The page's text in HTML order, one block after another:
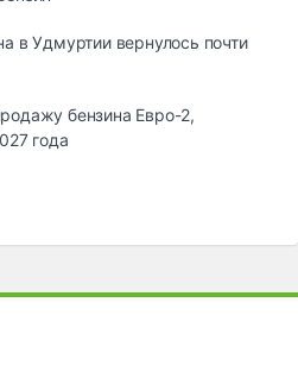
в Удмуртии вернулось почти
бензина Евро-2,
года